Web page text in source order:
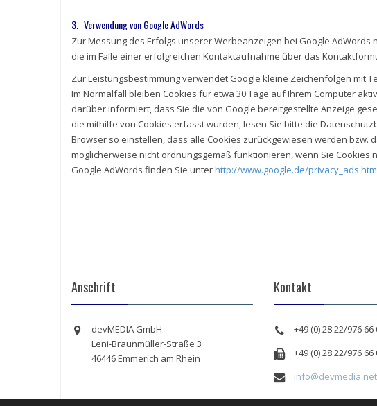
3. Verwendung von Google AdWords
Zur Messung des Erfolgs unserer Werbeanzeigen bei Google
die im Falle einer erfolgreichen Kontaktaufnahme über das
Zur Leistungsbestimmung verwendet Google kleine Zeichenfolgen mit
Im Normalfall bleiben Cookies für etwa 30 Tage auf Ihrem Computer
darüber informiert, dass Sie die von Google bereitgestellte Anzeige
die mithilfe von Cookies erfasst wurden, lesen Sie bitte die
Browser so einstellen, dass alle Cookies zurückgewiesen werden bzw.
möglicherweise nicht ordnungsgemäß funktionieren, wenn Sie Cookies
Google AdWords finden Sie unterhttp://www.google.de/
Anschrift
devMEDIA GmbH
Leni-Braunmüller-Straße 3
46446 Emmerich am Rhein
Kontakt
+49 (0) 28 22/976 66
+49 (0) 28 22/976 66
info@devmedia.net